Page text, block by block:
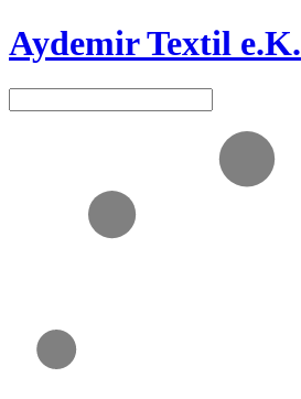
Aydemir Textil e.K.